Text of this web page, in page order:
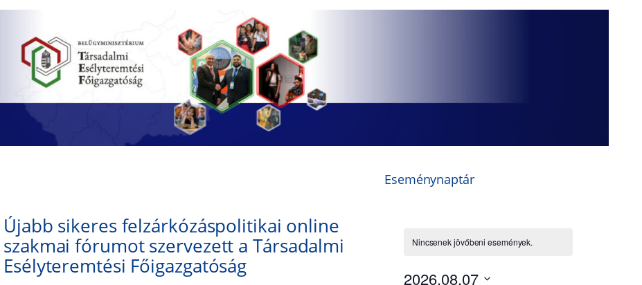
Újabb sikeres felzárkózáspolitikai online
szakmai fórumot szervezett a Társadalmi
Esélyteremtési Főigazgatóság
Eseménynaptár